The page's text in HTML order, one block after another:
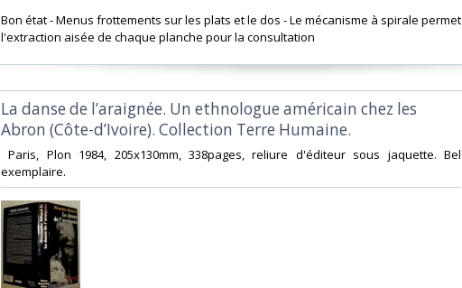
‎Bon état - Menus frottements sur les plats et le dos - Le mécanisme à spirale permet
l'extraction aisée de chaque planche pour la consultation ‎
‎La danse de l’araignée. Un ethnologue américain chez les
Abron (Côte-d’Ivoire). Collection Terre Humaine.‎
‎ Paris, Plon 1984, 205x130mm, 338pages, reliure d'éditeur sous jaquette. Bel
exemplaire. ‎